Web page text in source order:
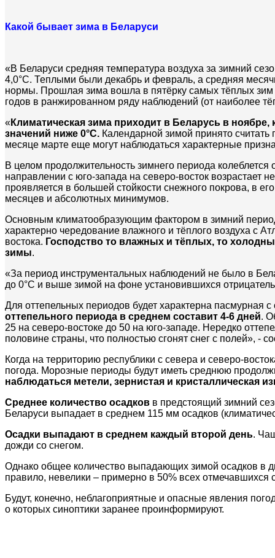
Какой бывает зима в Беларуси
«В Беларуси средняя температура воздуха за зимний
4,0°С. Теплыми были декабрь и февраль, а средняя
нормы. Прошлая зима вошла в пятёрку самых тёплых зим
годов в ранжированном ряду наблюдений (от наиболее
«Климатическая зима приходит в Беларусь в
значений ниже 0°C. Календарной зимой принято
месяце марте еще могут наблюдаться характерные
В целом продолжительность зимнего периода
направлении с юго-запада на северо-восток возрастает
проявляется в большей стойкости снежного покрова, в
месяцев и абсолютных минимумов.
Основным климатообразующим фактором в зимний
характерно чередование влажного и тёплого воздуха с
востока. Господство то влажных и тёплых, то
зимы.
«За период инструментальных наблюдений не было в
до 0°C и выше зимой на фоне установившихся
Для оттепельных периодов будет характерна пасмурная
оттепельного периода в среднем составит 4-6 дней.
25 на северо-востоке до 50 на юго-западе. Нередко
половине страны, что полностью сгонят снег с полей», -
Когда на территорию республики с севера и северо-
погода. Морозные периоды будут иметь среднюю
наблюдаться метели, зернистая и кристаллическая
Среднее количество осадков в предстоящий зимний
Беларуси выпадает в среднем 115 мм осадков
Осадки выпадают в среднем каждый второй день.
дожди со снегом.
Однако общее количество выпадающих зимой осадков в
правило, невелики – примерно в 50% всех отмечавшихся
Будут, конечно, неблагоприятные и опасные явления
о которых синоптики заранее проинформируют.